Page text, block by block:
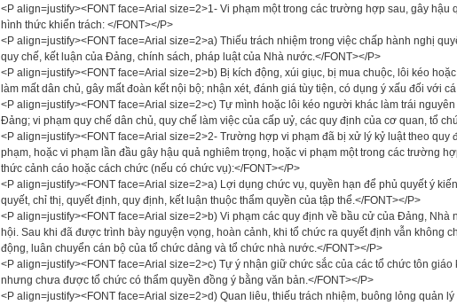
<P align=justify><FONT face=Arial size=2>1- Vi phạm một trong các trường hợp sau, gây hậu
hình thức khiển trách: </FONT></P>
<P align=justify><FONT face=Arial size=2>a) Thiếu trách nhiệm trong việc chấp hành nghị
quy chế, kết luận của Đảng, chính sách, pháp luật của Nhà nước.</FONT></P>
<P align=justify><FONT face=Arial size=2>b) Bị kích động, xúi giục, bị mua chuộc, lôi kéo
làm mất dân chủ, gây mất đoàn kết nội bộ; nhận xét, đánh giá tùy tiện, có dụng ý xấu đối với
<P align=justify><FONT face=Arial size=2>c) Tự mình hoặc lôi kéo người khác làm trái
Đảng; vi phạm quy chế dân chủ, quy chế làm việc của cấp uỷ, các quy định của cơ quan, tổ
<P align=justify><FONT face=Arial size=2>2- Trường hợp vi phạm đã bị xử lý kỷ luật theo quy
phạm, hoặc vi phạm lần đầu gây hậu quả nghiêm trọng, hoặc vi phạm một trong các trường
thức cảnh cáo hoặc cách chức (nếu có chức vụ):</FONT></P>
<P align=justify><FONT face=Arial size=2>a) Lợi dụng chức vụ, quyền hạn để phủ quyết ý
quyết, chỉ thị, quyết định, quy định, kết luận thuộc thẩm quyền của tập thể.</FONT></P>
<P align=justify><FONT face=Arial size=2>b) Vi phạm các quy định về bầu cử của Đảng, Nhà
hội. Sau khi đã được trình bày nguyện vọng, hoàn cảnh, khi tổ chức ra quyết định vẫn không
động, luân chuyển cán bộ của tổ chức dảng và tổ chức nhà nước.</FONT></P>
<P align=justify><FONT face=Arial size=2>c) Tự ý nhận giữ chức sắc của các tổ chức tôn
nhưng chưa được tổ chức có thẩm quyền đồng ý bằng văn bản.</FONT></P>
<P align=justify><FONT face=Arial size=2>d) Quan liêu, thiếu trách nhiệm, buông lỏng quản